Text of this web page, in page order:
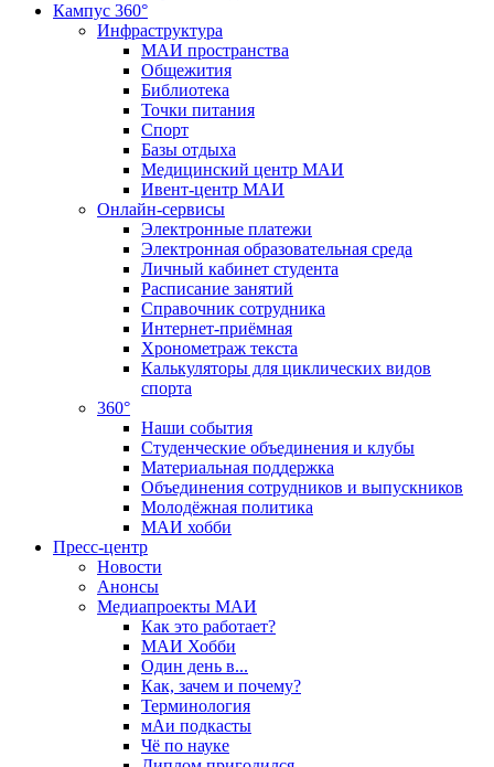
Кампус 360°
Инфраструктура
МАИ пространства
Общежития
Библиотека
Точки питания
Спорт
Базы отдыха
Медицинский центр МАИ
Ивент-центр МАИ
Онлайн-сервисы
Электронные платежи
Электронная образовательная среда
Личный кабинет студента
Расписание занятий
Справочник сотрудника
Интернет-приёмная
Хронометраж текста
Калькуляторы для циклических видов
спорта
360°
Наши события
Студенческие объединения и клубы
Материальная поддержка
Объединения сотрудников и выпускников
Молодёжная политика
МАИ хобби
Пресс-центр
Новости
Анонсы
Медиапроекты МАИ
Как это работает?
МАИ Хобби
Один день в...
Как, зачем и почему?
Терминология
мАи подкасты
Чё по науке